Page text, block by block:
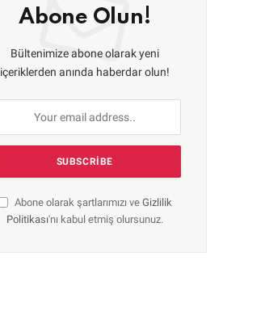
Abone Olun!
Bültenimize abone olarak yeni
içeriklerden anında haberdar olun!
Abone olarak şartlarımızı ve Gizlilik
Politikası'nı kabul etmiş olursunuz.